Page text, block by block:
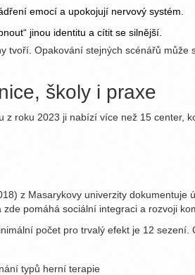
emocí a upokojují nervový systém.
jinou identitu a cítit se silnější.
Opakování stejných scénářů
školy i praxe
roku 2023 ji nabízí více než 15 center,
z Masarykovy univerzity dokumentuje
pomáhá sociální integraci a rozvoji
počet pro trvalý efekt je 12
typů herní terapie